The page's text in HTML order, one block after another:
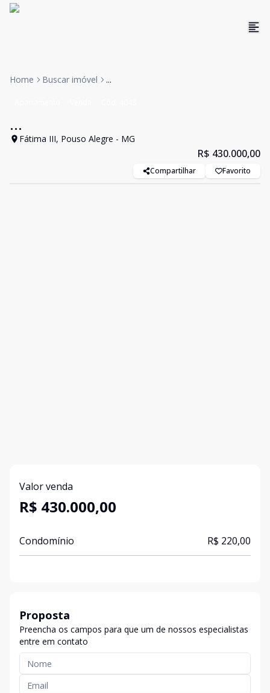
Home Buscar imóvel ...
...
Fátima III, Pouso Alegre - MG
R$ 430.000,00
Compartilhar Favorito
Valor venda
R$ 430.000,00
Condomínio R$ 220,00
Proposta
Preencha os campos para que um de nossos especialistas
entre em contato